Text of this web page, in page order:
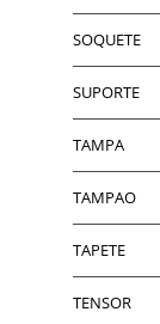
SOQUETE
SUPORTE
TAMPA
TAMPAO
TAPETE
TENSOR